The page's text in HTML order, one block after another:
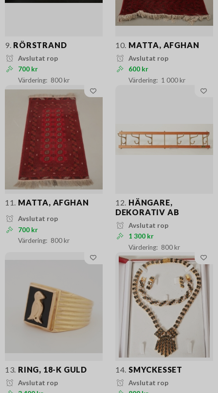
9. RÖRSTRAND
Avslutat rop
700 kr
800 kr
10. MATTA, AFGHAN
Avslutat rop
600 kr
1 000 kr
11. MATTA, AFGHAN
Avslutat rop
700 kr
800 kr
12. HÄNGARE,
DEKORATIV AB
Avslutat rop
1 300 kr
800 kr
13. RING, 18-K GULD
Avslutat rop
14. SMYCKESSET
Avslutat rop